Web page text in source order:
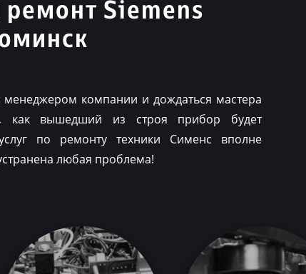
Siemens
менеджером компании и дождаться мастера
как вышедший из строя прибор будет
по ремонту техники Сименс вполне
любая проблема!